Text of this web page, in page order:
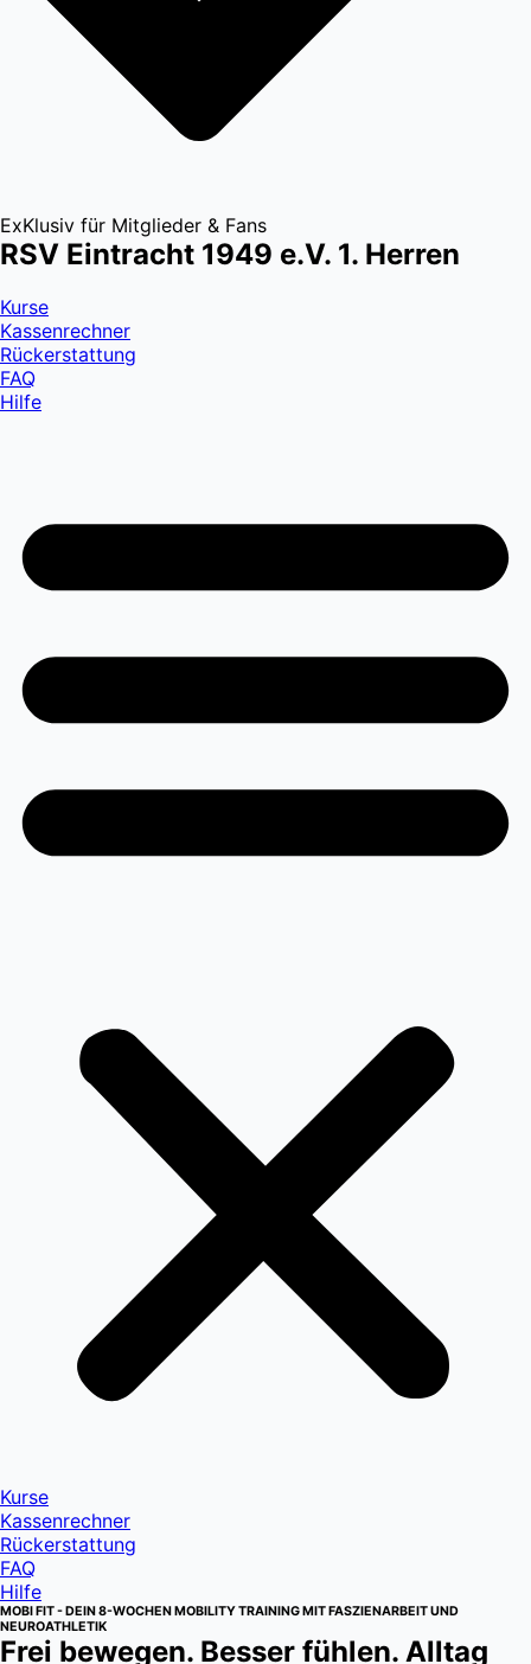
ExKlusiv für Mitglieder & Fans
RSV Eintracht 1949 e.V. 1. Herren
Kurse
Kassenrechner
Rückerstattung
FAQ
Hilfe
Kurse
Kassenrechner
Rückerstattung
FAQ
Hilfe
MOBI FIT - DEIN 8-WOCHEN MOBILITY TRAINING MIT FASZIENARBEIT UND
NEUROATHLETIK
Frei bewegen. Besser fühlen. Alltag